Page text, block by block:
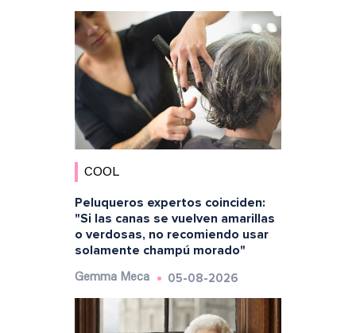
COOL
Peluqueros expertos coinciden:
"Si las canas se vuelven amarillas
o verdosas, no recomiendo usar
solamente champú morado"
Gemma Meca 05-08-2026